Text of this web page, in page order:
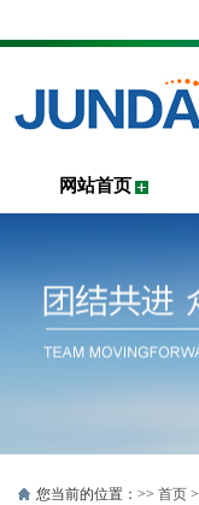
网站首页
您当前的位置：>> 首页